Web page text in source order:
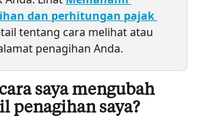
dan perhitungan pajak
tentang cara melihat atau
penagihan Anda.
saya mengubah
penagihan saya?